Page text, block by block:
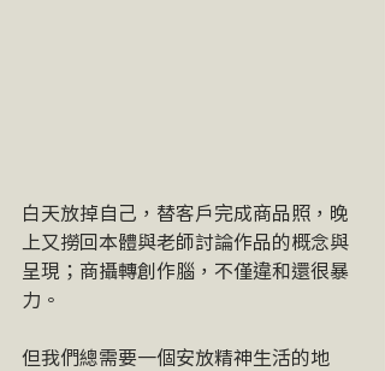
白天放掉自己，替客戶完成商品照，晚
上又撈回本體與老師討論作品的概念與
呈現；商攝轉創作腦，不僅違和還很暴
力。
但我們總需要一個安放精神生活的地